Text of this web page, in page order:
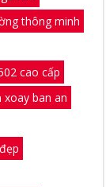
thông minh
cao cấp
xoay ban an